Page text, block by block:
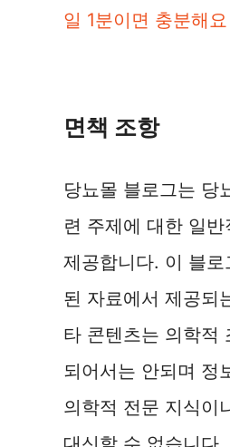
일 1분이면 충분해요
면책 조항
당뇨몰 블로그는 당
련 주제에 대한 일
제공합니다. 이 블
된 자료에서 제공되
타 콘텐츠는 의학적
되어서는 안되며 정
의학적 전문 지식이